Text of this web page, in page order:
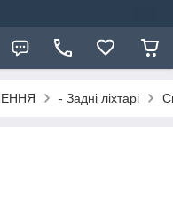
- Задні ліхтарі